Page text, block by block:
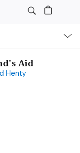
Aid
Henty